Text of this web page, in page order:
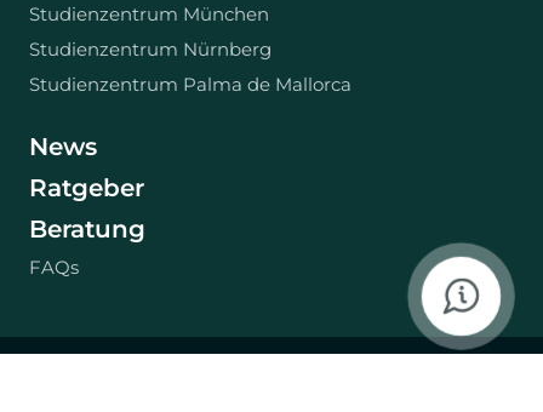
Studienzentrum München
Studienzentrum Nürnberg
Studienzentrum Palma de Mallorca
News
Ratgeber
Beratung
FAQs